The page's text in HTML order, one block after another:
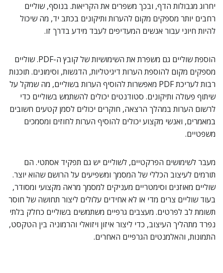
יחרוג מגבולות הדף, ובכך משפרים את הקריאות. בנוסף, שוליים
רחבים יותר מספקים מקום להערות ותיקונים בכתב יד, מה שיכול
להיות חיוני עבור אנשים המעדיפים לעבד מידע בדרך זו.
הוספת שוליים גם משפרת את השימושיות של קובץ ה-PDF. שוליים
מספקים מקום להוספת הערות דיגיטליות, הדגשות, וסימונים. תוכנות
רבות לעריכת PDF מאפשרות להוסיף הערות בשוליים, מה שמקל על
שיתוף פעולה ותיקונים. סטודנטים יכולים להשתמש בשוליים כדי
לרשום הערות במהלך הרצאה, חוקרים יכולים לסמן קטעים חשובים
במאמרים, ואנשי מקצוע יכולים להוסיף הערות לחוזים ומסמכים
משפטיים.
מעבר לשימושים הפרקטיים, לשוליים יש גם תפקיד אסתטי. הם
תורמים לעיצוב הכללי של המסמך ומשפיעים על הרושם שהוא יוצר.
שוליים מאוזנים וסימטריים מעניקים למסמך מראה מקצועי ומסודר,
בעוד שוליים צרים מדי או לא אחידים עלולים ליצור תחושה של חוסר
תשומת לב לפרטים. מעצבים גרפיים משתמשים בשוליים כחלק בלתי
נפרד מתהליך העיצוב, כדי ליצור איזון ויזואלי והרמוניה בין הטקסט,
התמונות, והאלמנטים הגרפיים האחרים.